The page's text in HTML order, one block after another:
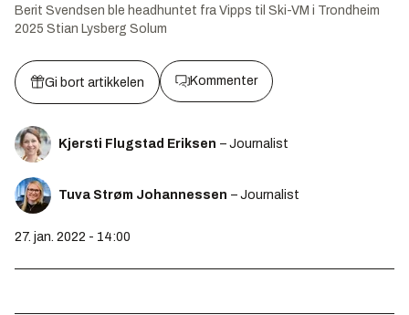
Berit Svendsen ble headhuntet fra Vipps til Ski-VM i Trondheim
2025 Stian Lysberg Solum
Gi bort artikkelen Kommenter
Kjersti Flugstad Eriksen – Journalist
Tuva Strøm Johannessen – Journalist
27. jan. 2022 - 14:00